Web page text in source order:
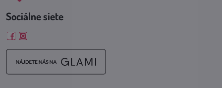
Sociálne siete
FacebookInstagram